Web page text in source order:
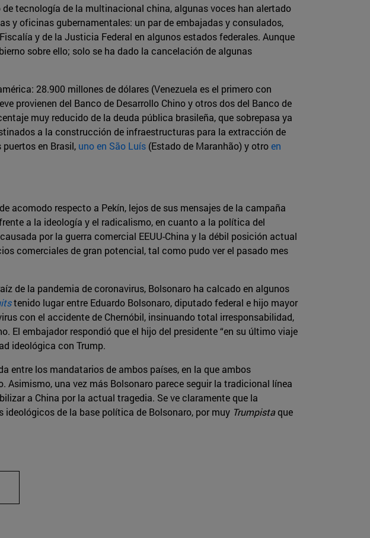
tecnología de la multinacional china, algunas voces han alertado
y oficinas gubernamentales: un par de embajadas y consulados,
y de la Justicia Federal en algunos estados federales. Aunque
sobre ello; solo se ha dado la cancelación de algunas
28.900 millones de dólares (Venezuela es el primero con
provienen del Banco de Desarrollo Chino y otros dos del Banco de
muy reducido de la deuda pública brasileña, que sobrepasa ya
a la construcción de infraestructuras para la extracción de
en Brasil, uno en São Luís (Estado de Maranhão) y otroen
acomodo respecto a Pekín, lejos de sus mensajes de la campaña
a la ideología y el radicalismo, en cuanto a la política del
por la guerra comercial EEUU-China y la débil posición actual
comerciales de gran potencial, tal como pudo ver el pasado mes
de la pandemia de coronavirus, Bolsonaro ha calcado en algunos
tenido lugar entre Eduardo Bolsonaro, diputado federal e hijo mayor
con el accidente de Chernóbil, insinuando total irresponsabilidad,
El embajador respondió que el hijo del presidente “en su último viaje
ideológica con Trump.
entre los mandatarios de ambos países, en la que ambos
una vez más Bolsonaro parece seguir la tradicional línea
a China por la actual tragedia. Se ve claramente que la
de la base política de Bolsonaro, por muy Trumpistaque